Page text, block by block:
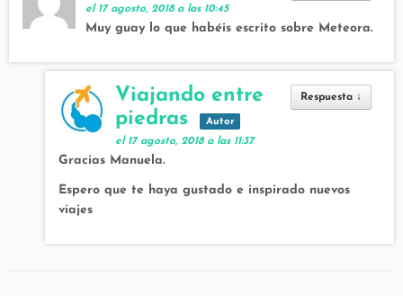
el 17 agosto, 2018 a las 10:45
Muy guay lo que habéis escrito sobre Meteora.
Respuesta ↓
Viajando entre
piedras
Autor
el 17 agosto, 2018 a las 11:37
Gracias Manuela.
Espero que te haya gustado e inspirado nuevos
viajes